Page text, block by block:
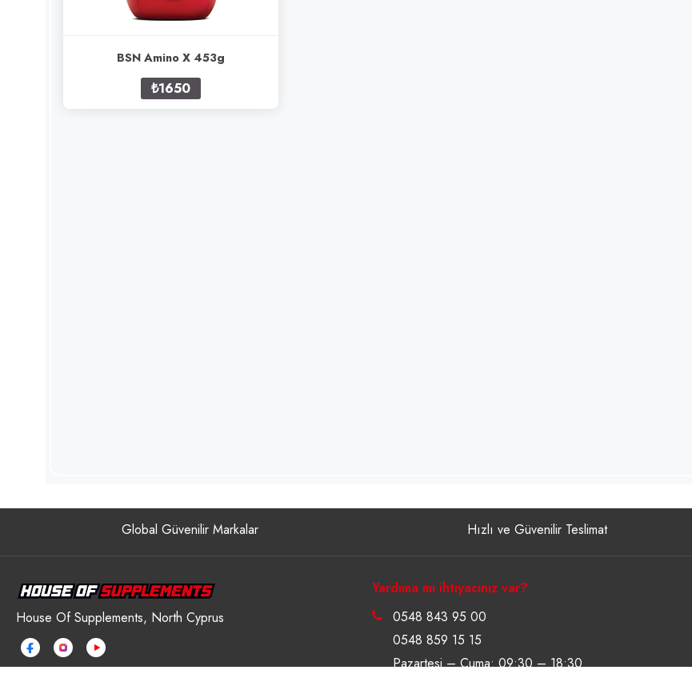
BSN Amino X 453g
₺1650
Global Güvenilir Markalar Hızlı ve Güvenilir Teslimat
House Of Supplements, North Cyprus
Yardıma mı ihtiyacınız var?
0548 843 95 00
0548 859 15 15
Pazartesi – Cuma: 09:30 – 18:30